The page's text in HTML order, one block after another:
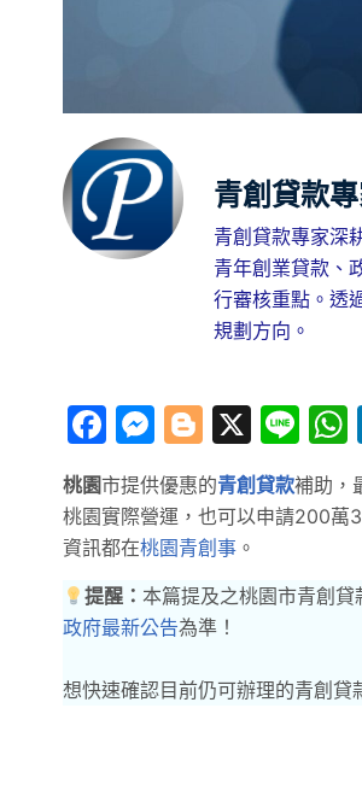
青創貸款
青創貸款專家深
青年創業貸款、
行審核重點。透
規劃方向。
Facebook
Messenger
Blogger
X
桃園市提供優惠的青創貸款補助，
桃園實際營運，也可以申請200萬
資訊都在桃園青創事 。
提醒：本篇提及之桃園市青創
政府最新公告為準！
想快速確認目前仍可辦理的青創貸